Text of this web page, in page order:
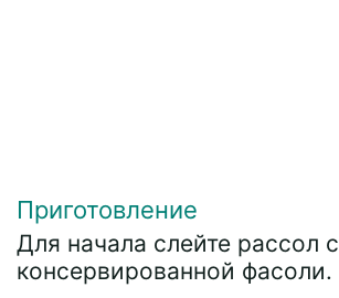
Приготовление
Для начала слейте рассол с
консервированной фасоли.